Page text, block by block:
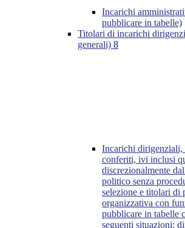
Incarichi
pubblicare in tabelle)
Titolari di incarichi
generali) 8
Incarichi dirigenziali,
conferiti, ivi inclusi
discrezionalmente
politico senza
selezione e titolari di
organizzativa con
pubblicare in tabelle
seguenti situazioni: